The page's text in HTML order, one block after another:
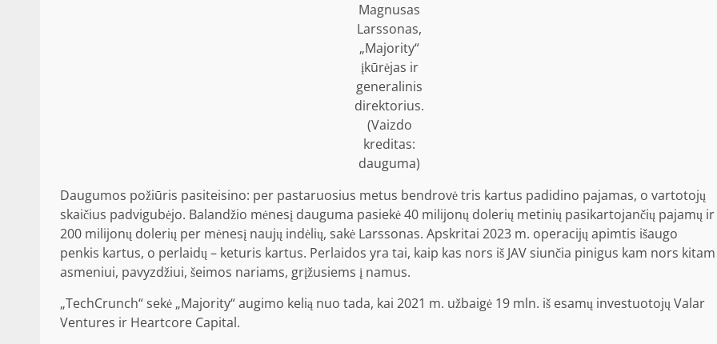
Magnusas
Larssonas,
„Majority“
įkūrėjas ir
generalinis
direktorius.
(Vaizdo
kreditas:
dauguma)
Daugumos požiūris pasiteisino: per pastaruosius metus bendrovė tris kartus padidino pajamas, o vartotojų
skaičius padvigubėjo. Balandžio mėnesį dauguma pasiekė 40 milijonų dolerių metinių pasikartojančių pajamų ir
200 milijonų dolerių per mėnesį naujų indėlių, sakė Larssonas. Apskritai 2023 m. operacijų apimtis išaugo
penkis kartus, o perlaidų – keturis kartus. Perlaidos yra tai, kaip kas nors iš JAV siunčia pinigus kam nors kitam
asmeniui, pavyzdžiui, šeimos nariams, grįžusiems į namus.
„TechCrunch“ sekė „Majority“ augimo kelią nuo tada, kai 2021 m. užbaigė 19 mln. iš esamų investuotojų Valar
Ventures ir Heartcore Capital.